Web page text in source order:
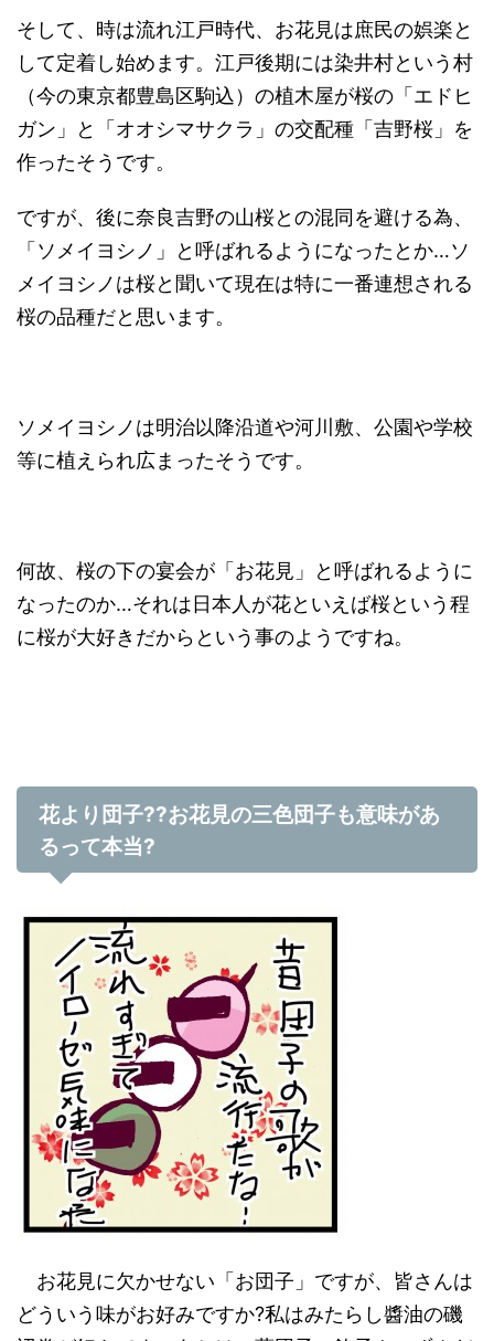
そして、時は流れ江戸時代、お花見は庶民の娯楽と
して定着し始めます。江戸後期には染井村という村
（今の東京都豊島区駒込）の植木屋が桜の「エドヒ
ガン」と「オオシマサクラ」の交配種「吉野桜」を
作ったそうです。
ですが、後に奈良吉野の山桜との混同を避ける為、
「ソメイヨシノ」と呼ばれるようになったとか…ソ
メイヨシノは桜と聞いて現在は特に一番連想される
桜の品種だと思います。
ソメイヨシノは明治以降沿道や河川敷、公園や学校
等に植えられ広まったそうです。
何故、桜の下の宴会が「お花見」と呼ばれるように
なったのか…それは日本人が花といえば桜という程
に桜が大好きだからという事のようですね。
花より団子??お花見の三色団子も意味があ
るって本当?
お花見に欠かせない「お団子」ですが、皆さんは
どういう味がお好みですか?私はみたらし醬油の磯